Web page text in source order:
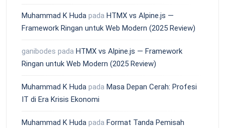
Muhammad K Huda pada HTMX vs Alpine.js —
Framework Ringan untuk Web Modern (2025 Review)
ganibodes pada HTMX vs Alpine.js — Framework
Ringan untuk Web Modern (2025 Review)
Muhammad K Huda pada Masa Depan Cerah: Profesi
IT di Era Krisis Ekonomi
Muhammad K Huda pada Format Tanda Pemisah